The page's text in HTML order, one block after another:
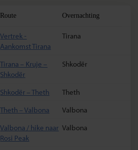
Route Overnachting
Vertrek -
Aankomst Tirana
Tirana
Tirana – Kruje –
Shkodër
Shkodër
Shkodër – Theth
Theth
Theth – Valbona
Valbona
Valbona / hike naar
Rosi Peak
Valbona